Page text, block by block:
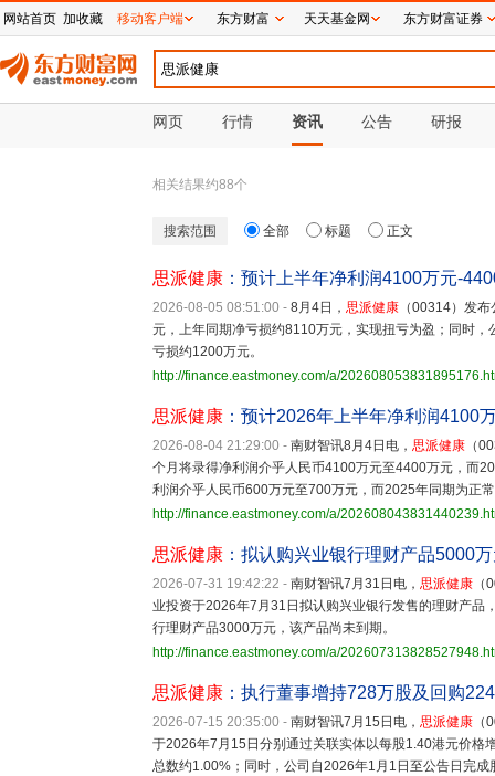
网页 行情 资讯 公告 研报
相关结果约88个
搜索范围 全部 标题 正文
思派健康 ：预计上半年净利润4100万元-
2026-08-05 08:51:00 - 8月4日， 思派健康 （00314）发
元，上年同期净亏损约8110万元，实现扭亏为盈；同时
亏损约1200万元。
http://finance.eastmoney.com/a/
思派健康 ：预计2026年上半年净利润4100
2026-08-04 21:29:00 - 南财智讯8月4日电， 思派健康 （
个月将录得净利润介乎人民币4100万元至4400万元，而
利润介乎人民币600万元至700万元，而2025年同期为正
http://finance.eastmoney.com/a/
思派健康 ：拟认购兴业银行理财产品5000
2026-07-31 19:42:22 - 南财智讯7月31日电， 思派健康
业投资于2026年7月31日拟认购兴业银行发售的理财产
行理财产品3000万元，该产品尚未到期。
http://finance.eastmoney.com/a/
思派健康 ：执行董事增持728万股及回购
2026-07-15 20:35:00 - 南财智讯7月15日电， 思派健康
于2026年7月15日分别通过关联实体以每股1.40港元价格
总数约1.00%；同时，公司自2026年1月1日至公告日完成
网站首页 加收藏 移动客户端 东方财富 天天基金网 东方财富证券